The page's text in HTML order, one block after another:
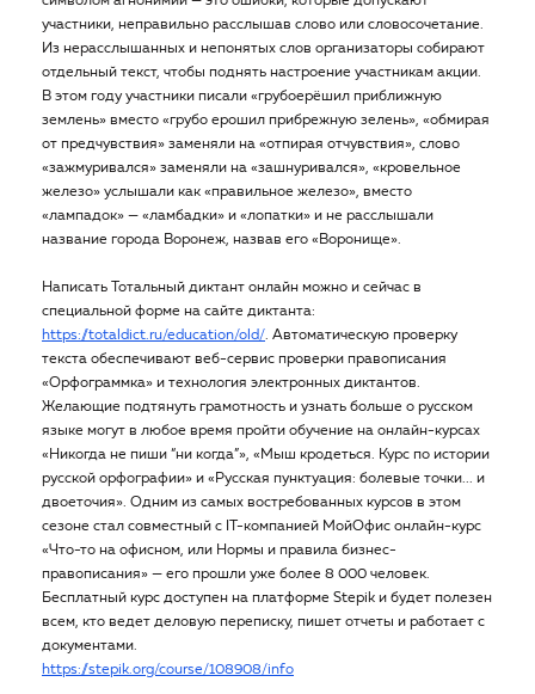
участники, неправильно расслышав слово или словосочетание.
Из нерасслышанных и непонятых слов организаторы собирают
отдельный текст, чтобы поднять настроение участникам акции.
В этом году участники писали «грубоерёшил приближную
землень» вместо «грубо ерошил прибрежную зелень», «обмирая
от предчувствия» заменяли на «отпирая отчувствия», слово
«зажмуривался» заменяли на «зашнуривался», «кровельное
железо» услышали как «правильное железо», вместо
«лампадок» — «ламбадки» и «лопатки» и не расслышали
название города Воронеж, назвав его «Воронище».
Написать Тотальный диктант онлайн можно и сейчас в
специальной форме на сайте диктанта:
https://totaldict.ru/education/old/. Автоматическую проверку
текста обеспечивают веб-сервис проверки правописания
«Орфограммка» и технология электронных диктантов.
Желающие подтянуть грамотность и узнать больше о русском
языке могут в любое время пройти обучение на онлайн-курсах
«Никогда не пиши “ни когда”», «Мыш кродеться. Курс по истории
русской орфографии» и «Русская пунктуация: болевые точки... и
двоеточия». Одним из самых востребованных курсов в этом
сезоне стал совместный с IT-компанией МойОфис онлайн-курс
«Что-то на офисном, или Нормы и правила бизнес-
правописания» — его прошли уже более 8 000 человек.
Бесплатный курс доступен на платформе Stepik и будет полезен
всем, кто ведет деловую переписку, пишет отчеты и работает с
документами.
https://stepik.org/course/108908/info